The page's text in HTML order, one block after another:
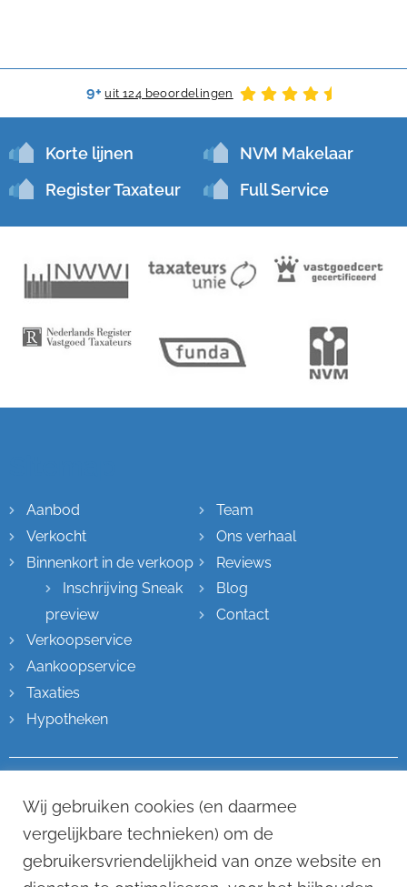
9+ uit 124 beoordelingen
Korte lijnen
NVM Makelaar
Register Taxateur
Full Service
Aanbod
Verkocht
Binnenkort in de verkoop
Inschrijving Sneak
preview
Verkoopservice
Aankoopservice
Taxaties
Hypotheken
Team
Ons verhaal
Reviews
Blog
Contact
Contactgegevens
Hoofdstraat 68
Wij gebruiken cookies (en daarmee
vergelijkbare technieken) om de
gebruikersvriendelijkheid van onze website en